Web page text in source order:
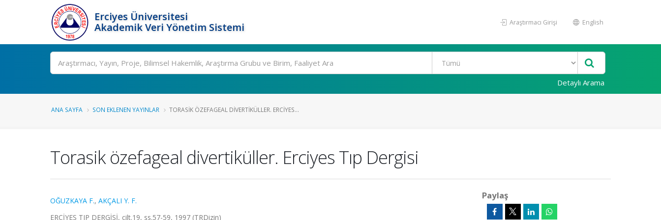
Erciyes Üniversitesi
Akademik Veri Yönetim Sistemi
Araştırmacı Girişi English
Ara
Detaylı Arama
ANA SAYFA SON EKLENEN YAYINLAR TORASIK ÖZEFAGEAL DIVERTIKÜLLER. ERCIYES...
Torasik özefageal divertiküller. Erciyes Tıp Dergisi
OĞUZKAYA F., AKÇALI Y. F.
ERCİYES TIP DERGİSİ, cilt.19, ss.57-59, 1997 (TRDizin)
Paylaş